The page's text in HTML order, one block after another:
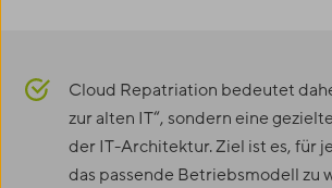
Cloud Repatriation bedeutet
zur alten IT“, sondern eine
der IT-Architektur. Ziel ist es, für
das passende Betriebsmodell zu